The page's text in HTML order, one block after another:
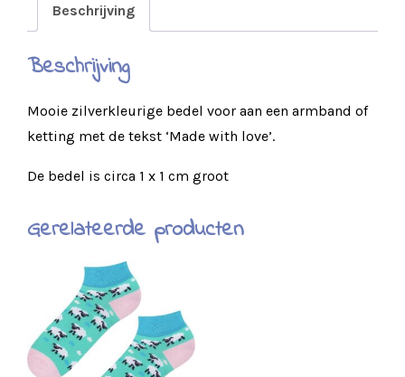
Beschrijving
Beschrijving
Mooie zilverkleurige bedel voor aan een armband of
ketting met de tekst ‘Made with love’.
De bedel is circa 1 x 1 cm groot
Gerelateerde producten